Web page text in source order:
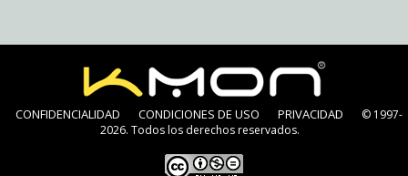
CONFIDENCIALIDAD CONDICIONES DE USO PRIVACIDAD
© 1997-
2026. Todos los derechos reservados.